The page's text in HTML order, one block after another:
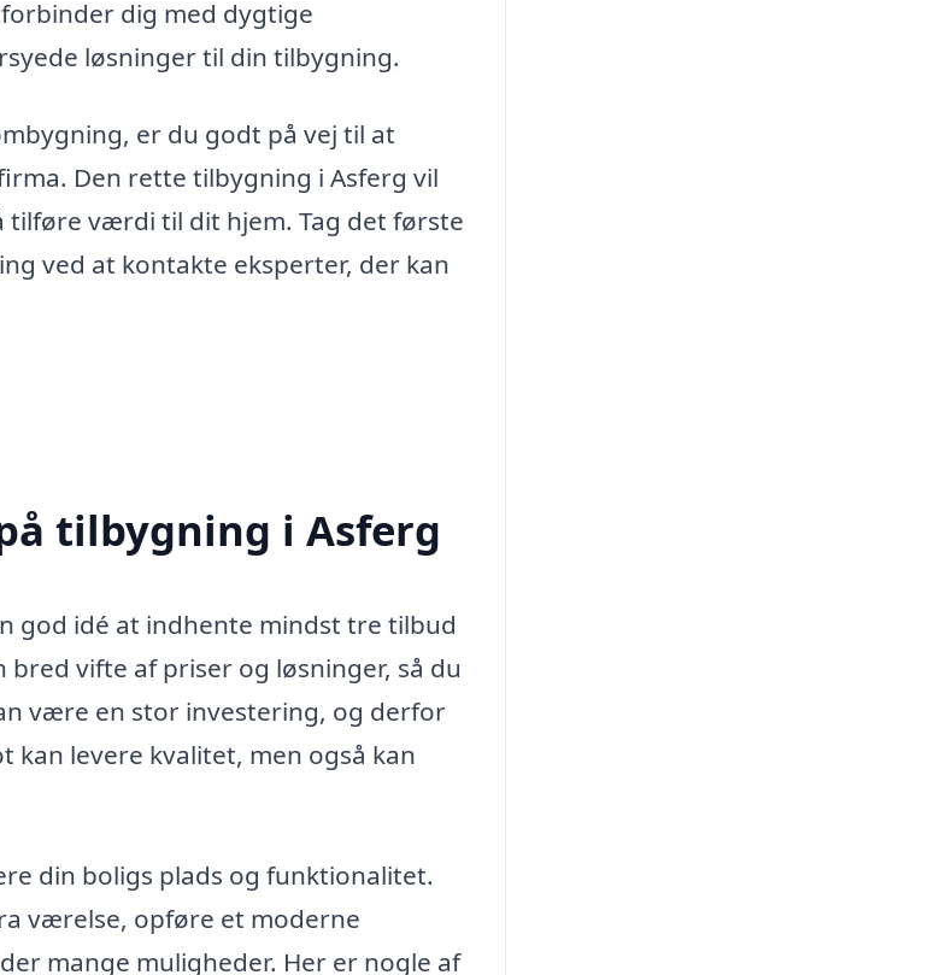
dig med dygtige
løsninger til din tilbygning.
er du godt på vej til at
Den rette tilbygning i Asferg vil
værdi til dit hjem. Tag det første
ved at kontakte eksperter, der kan
tilbygning i Asferg
god idé at indhente mindst tre tilbud
vifte af priser og løsninger, så du
være en stor investering, og derfor
kan levere kvalitet, men også kan
din boligs plads og funktionalitet.
værelse, opføre et moderne
mange muligheder. Her er nogle af